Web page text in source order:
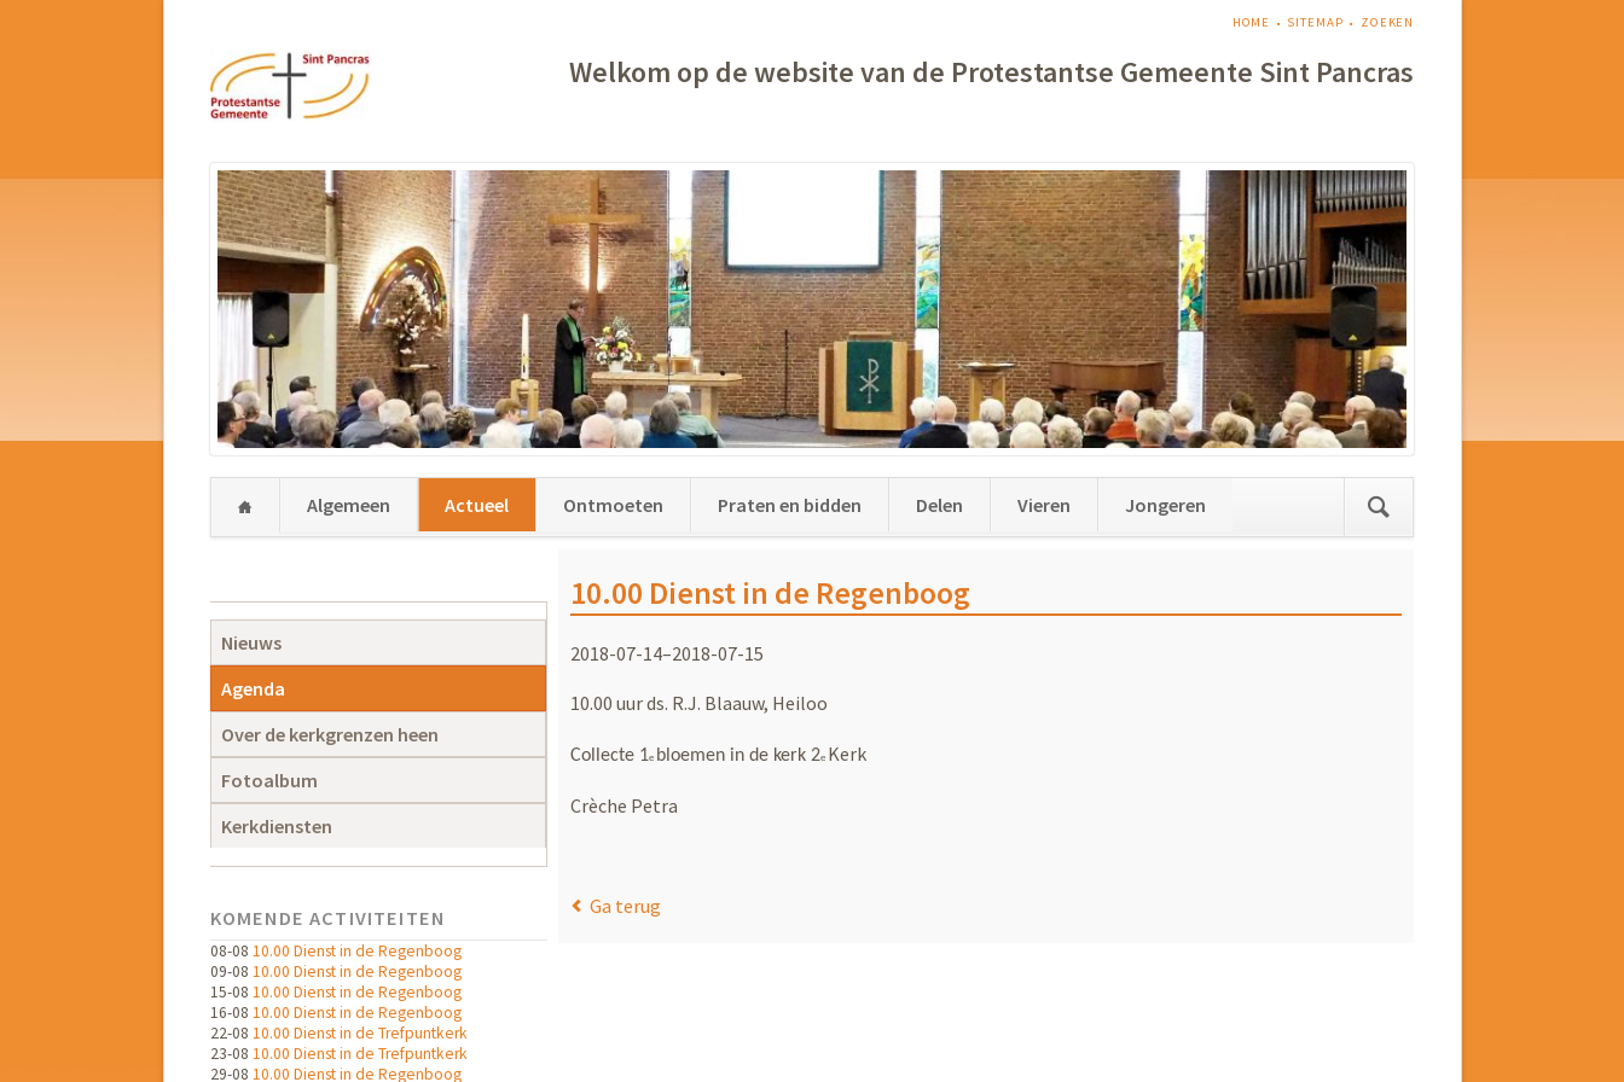
NAVIGATIE
HOME SITEMAP ZOEKEN
Welkom op de website van de Protestantse Gemeente Sint Pancras
NavigatieAlgemeen Actueel Ontmoeten Praten en bidden Delen Vieren
Jongeren
10.00 Dienst in de Regenboog
2018-07-14–2018-07-15
10.00 uur ds. R.J. Blaauw, Heiloo
Collecte 1e bloemen in de kerk 2e Kerk
Crèche Petra
Ga terug
Navigatie
overslaan
Nieuws
Agenda
Over de kerkgrenzen heen
Fotoalbum
Kerkdiensten
KOMENDE ACTIVITEITEN
08-08 10.00 Dienst in de Regenboog
09-08 10.00 Dienst in de Regenboog
15-08 10.00 Dienst in de Regenboog
16-08 10.00 Dienst in de Regenboog
22-08 10.00 Dienst in de Trefpuntkerk
23-08 10.00 Dienst in de Trefpuntkerk
29-08 10.00 Dienst in de Regenboog